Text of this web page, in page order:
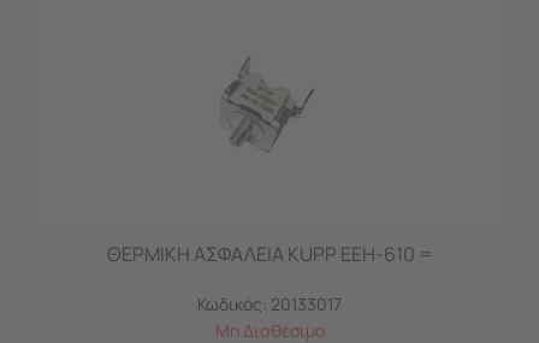
ΘΕΡΜΙΚΗ ΑΣΦΑΛΕΙΑ KUPP EEH-610 =
Κωδικός: 20133017
Μη Διαθέσιμο